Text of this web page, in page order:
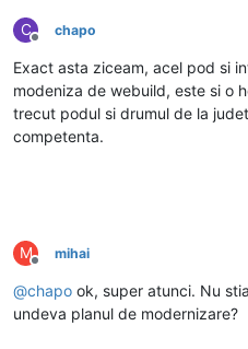
C
Deconectat
chapo
Exact asta ziceam, acel pod si
modeniza de webuild, este si o
trecut podul si drumul de la
competenta.
M
Deconectat
mihai
@chapo ok, super atunci. Nu
undeva planul de modernizare?